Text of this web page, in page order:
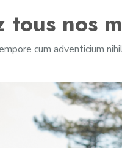
tous nos
cum adventicium